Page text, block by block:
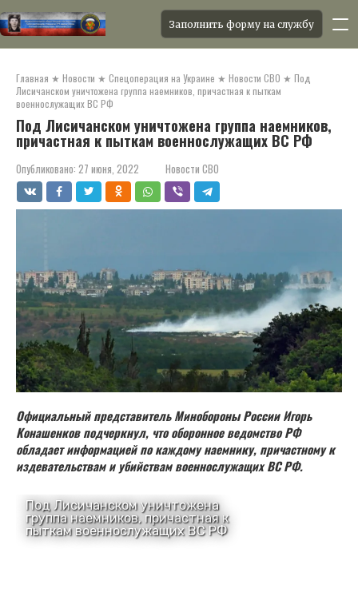
контенту
Заполнить форму на службу
Главная ★ Новости ★ Спецоперация на Украине ★ Новости СВО ★ Под
Лисичанском уничтожена группа наемников, причастная к пыткам
военнослужащих ВС РФ
Под Лисичанском уничтожена группа наемников,
причастная к пыткам военнослужащих ВС РФ
Опубликовано: 27 июня, 2022 Новости СВО
Официальный представитель Минобороны России Игорь
Конашенков подчеркнул, что оборонное ведомство РФ
обладает информацией по каждому наемнику, причастному к
издевательствам и убийствам военнослужащих ВС РФ.